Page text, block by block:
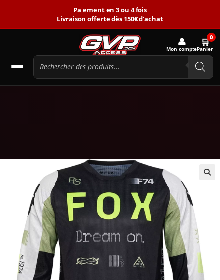
Paiement en 3 ou 4 fois
Livraison offerte dès 150€ d'achat
👤
Mon compte
🛒0
Panier
-36%